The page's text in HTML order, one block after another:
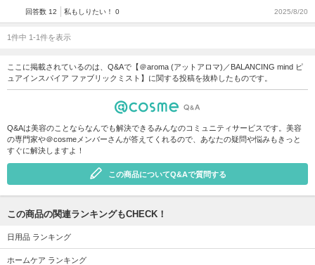
回答数 12 私もしりたい！ 0 2025/8/20
1件中 1-1件を表示
ここに掲載されているのは、Q&Aで【＠aroma (アットアロマ)／BALANCING mind ピ
ュアインスパイア ファブリックミスト】に関する投稿を抜粋したものです。
Q&Aは美容のことならなんでも解決できるみんなのコミュニティサービスです。美容
の専門家や＠cosmeメンバーさんが答えてくれるので、あなたの疑問や悩みもきっと
すぐに解決しますよ！
この商品についてQ&Aで質問する
この商品の関連ランキングもCHECK！
日用品 ランキング
ホームケア ランキング